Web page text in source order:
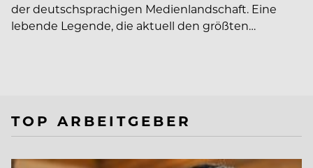
der deutschsprachigen Medienlandschaft. Eine
lebende Legende, die aktuell den größten…
TOP ARBEITGEBER